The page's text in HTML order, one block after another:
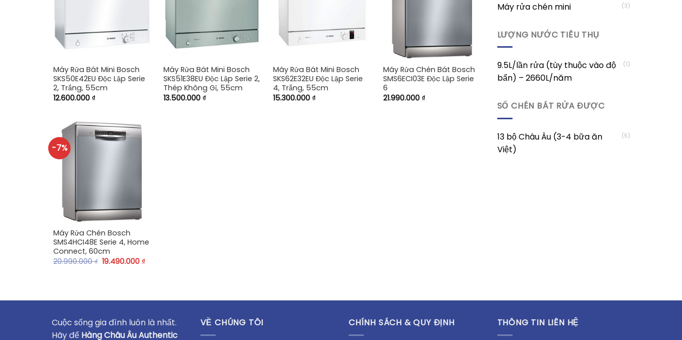
+
Máy Rửa Bát Mini Bosch
SKS50E42EU Độc Lập Serie
2, Trắng, 55cm
12.600.000 ₫
+
Máy Rửa Bát Mini Bosch
SKS51E38EU Độc Lập Serie 2,
Thép Không Gỉ, 55cm
13.500.000 ₫
Máy Rửa Bát Mini Bosch
SKS62E32EU Độc Lập Serie
4, Trắng, 55cm
15.300.000₫
Máy Rửa Chén Bát Bosch
SMS6ECI03E Độc Lập Serie
6
21.990.000₫
-7%
Máy Rửa Chén Bosch
SMS4HCI48E Serie 4, Home
Connect, 60cm
20.990.000₫ 19.490.000 ₫
Máy rửa chén mini (3)
LƯỢNG NƯỚC TIÊU THỤ
9.5L/lần rửa (tùy thuộc vào độ
bẩn) – 2660L/năm
(1)
SỐ CHÉN BÁT RỬA ĐƯỢC
13 bộ Châu Âu (3-4 bữa ăn
Việt)
(5)
Cuộc sống gia đình luôn là nhất.
Hãy để Hàng Châu Âu Authentic
VỀ CHÚNG TÔI CHÍNH SÁCH & QUY ĐỊNH THÔNG TIN LIÊN HỆ